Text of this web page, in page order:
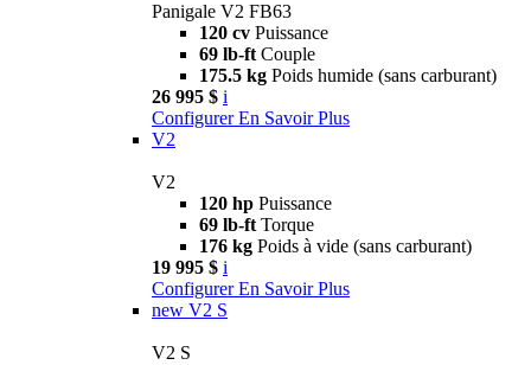
Panigale V2 FB63
120 cv Puissance
69 lb-ft Couple
175.5 kg Poids humide (sans carburant)
26 995 $ i
Configurer En Savoir Plus
V2
V2
120 hp Puissance
69 lb-ft Torque
176 kg Poids à vide (sans carburant)
19 995 $ i
Configurer En Savoir Plus
new V2 S
V2 S